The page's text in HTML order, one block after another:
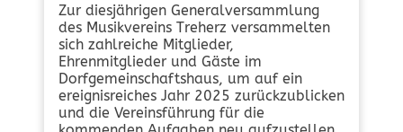
Zur diesjährigen Generalversammlung
des Musikvereins Treherz versammelten
sich zahlreiche Mitglieder,
Ehrenmitglieder und Gäste im
Dorfgemeinschaftshaus, um auf ein
ereignisreiches Jahr 2025 zurückzublicken
und die Vereinsführung für die